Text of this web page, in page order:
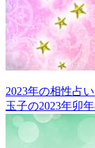
2023年の相性占
玉子の2023年卯